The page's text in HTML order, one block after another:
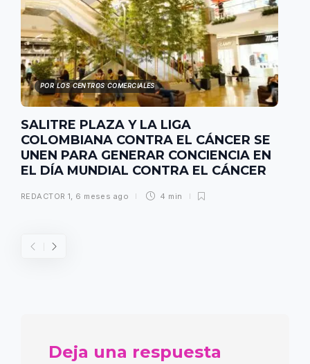
POR LOS CENTROS COMERCIALES
SALITRE PLAZA Y LA LIGA
COLOMBIANA CONTRA EL CÁNCER SE
UNEN PARA GENERAR CONCIENCIA EN
EL DÍA MUNDIAL CONTRA EL CÁNCER
REDACTOR 1, 6 meses ago 4 min
Deja una respuesta